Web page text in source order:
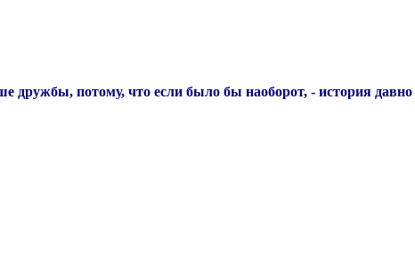
дружбы, потому, что если было бы наоборот, - история